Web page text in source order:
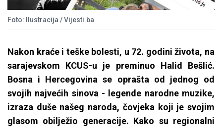
Foto: Ilustracija / Vijesti.ba
Nakon kraće i teške bolesti, u 72. godini života, na
sarajevskom KCUS-u je preminuo Halid Bešlić.
Bosna i Hercegovina se oprašta od jednog od
svojih najvećih sinova - legende narodne muzike,
izraza duše našeg naroda, čovjeka koji je svojim
glasom obilježio generacije. Kako su regionalni